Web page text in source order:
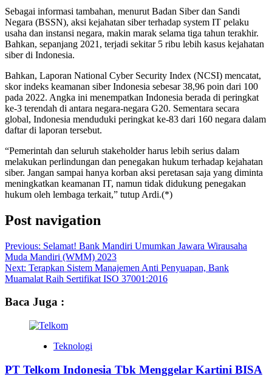
Sebagai informasi tambahan, menurut Badan Siber dan Sandi
Negara (BSSN), aksi kejahatan siber terhadap system IT pelaku
usaha dan instansi negara, makin marak selama tiga tahun terakhir.
Bahkan, sepanjang 2021, terjadi sekitar 5 ribu lebih kasus kejahatan
siber di Indonesia.
Bahkan, Laporan National Cyber Security Index (NCSI) mencatat,
skor indeks keamanan siber Indonesia sebesar 38,96 poin dari 100
pada 2022. Angka ini menempatkan Indonesia berada di peringkat
ke-3 terendah di antara negara-negara G20. Sementara secara
global, Indonesia menduduki peringkat ke-83 dari 160 negara dalam
daftar di laporan tersebut.
“Pemerintah dan seluruh stakeholder harus lebih serius dalam
melakukan perlindungan dan penegakan hukum terhadap kejahatan
siber. Jangan sampai hanya korban aksi peretasan saja yang diminta
meningkatkan keamanan IT, namun tidak didukung penegakan
hukum oleh lembaga terkait,” tutup Ardi.(*)
Post navigation
Previous: Selamat! Bank Mandiri Umumkan Jawara Wirausaha
Muda Mandiri (WMM) 2023
Next: Terapkan Sistem Manajemen Anti Penyuapan, Bank
Muamalat Raih Sertifikat ISO 37001:2016
Baca Juga :
Teknologi
PT Telkom Indonesia Tbk Menggelar Kartini BISA